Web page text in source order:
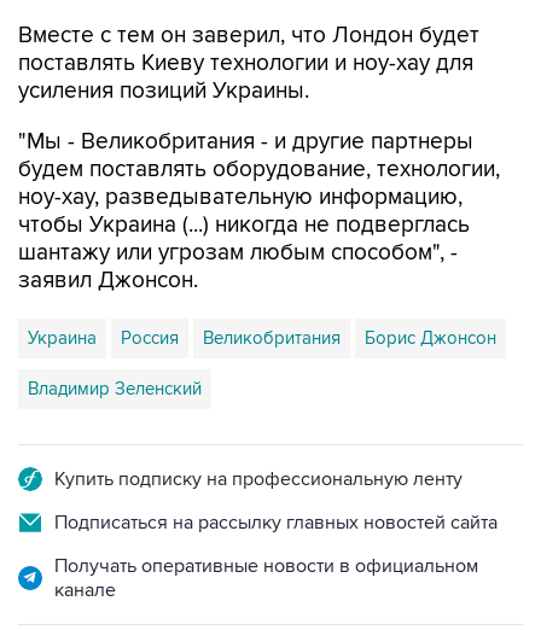
Вместе с тем он заверил, что Лондон будет
поставлять Киеву технологии и ноу-хау для
усиления позиций Украины.
"Мы - Великобритания - и другие партнеры
будем поставлять оборудование, технологии,
ноу-хау, разведывательную информацию,
чтобы Украина (...) никогда не подверглась
шантажу или угрозам любым способом", -
заявил Джонсон.
Украина Россия Великобритания Борис Джонсон
Владимир Зеленский
Купить подписку на профессиональную ленту
Подписаться на рассылку главных новостей сайта
Получать оперативные новости в официальном
канале